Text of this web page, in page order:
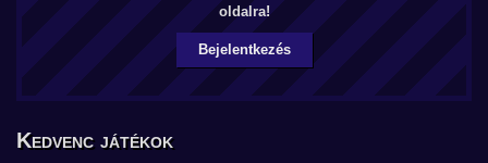
oldalra!
Bejelentkezés
Kedvenc játékok